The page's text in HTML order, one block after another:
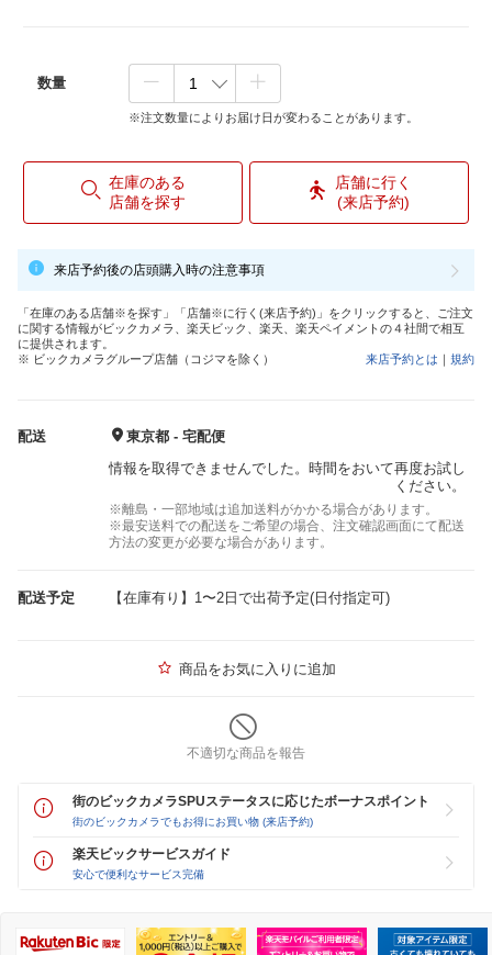
数量
※注文数量によりお届け日が変わることがあります。
在庫のある
店舗を探す
店舗に行く
(来店予約)
来店予約後の店頭購入時の注意事項
「在庫のある店舗※を探す」「店舗※に行く(来店予約)」をクリックすると、ご注文
に関する情報がビックカメラ、楽天ビック、楽天、楽天ペイメントの４社間で相互
に提供されます。
※ ビックカメラグループ店舗（コジマを除く）
来店予約とは ｜ 規約
配送
東京都 - 宅配便
情報を取得できませんでした。時間をおいて再度お試し
ください。
※離島・一部地域は追加送料がかかる場合があります。
※最安送料での配送をご希望の場合、注文確認画面にて配送
方法の変更が必要な場合があります。
配送予定 【在庫有り】1〜2日で出荷予定(日付指定可)
商品をお気に入りに追加
不適切な商品を報告
街のビックカメラSPUステータスに応じたボーナスポイント
街のビックカメラでもお得にお買い物 (来店予約)
楽天ビックサービスガイド
安心で便利なサービス完備